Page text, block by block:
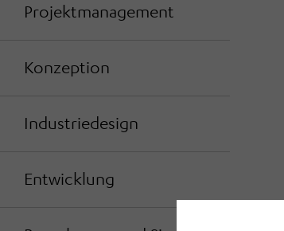
Projektmanagement
Konzeption
Industriedesign
Entwicklung